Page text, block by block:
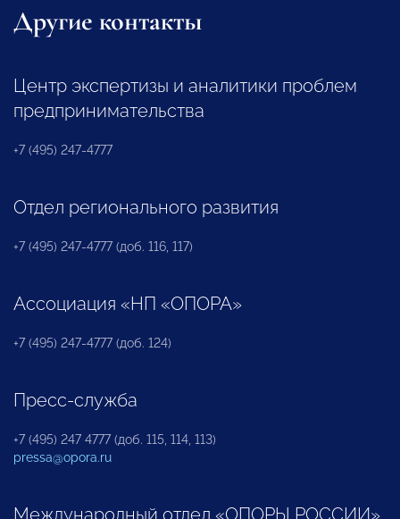
Другие контакты
Центр экспертизы и аналитики проблем
предпринимательства
+7 (495) 247-4777
Отдел регионального развития
+7 (495) 247-4777 (доб. 116, 117)
Ассоциация «НП «ОПОРА»
+7 (495) 247-4777 (доб. 124)
Пресс-служба
+7 (495) 247 4777 (доб. 115, 114, 113)
pressa@opora.ru
Международный отдел «ОПОРЫ РОССИИ»